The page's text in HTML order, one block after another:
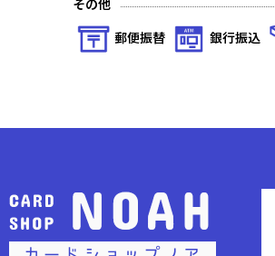
天空編IV Foil
天空編II Foil
その他
郵便振替
銀行振込